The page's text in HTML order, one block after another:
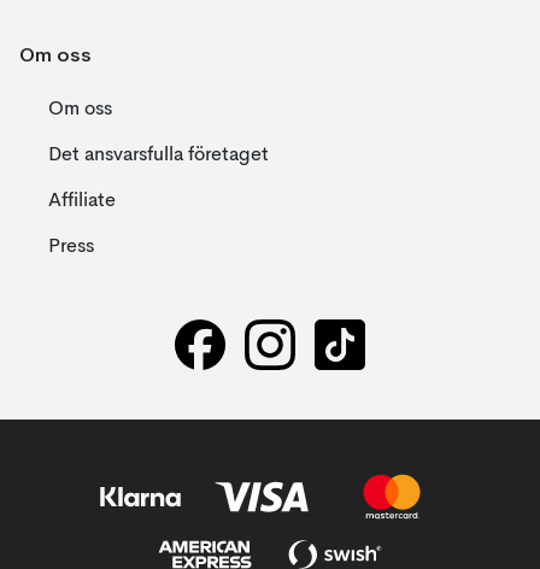
Om oss
Om oss
Det ansvarsfulla företaget
Affiliate
Press